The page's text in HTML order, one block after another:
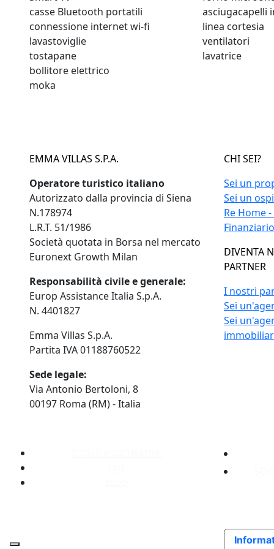
casse Bluetooth portatili
connessione internet wi-fi
lavastoviglie
tostapane
bollitore elettrico
moka
asciugacapelli
linea cortesia
ventilatori
lavatrice
EMMA VILLAS S.P.A.
Operatore turistico italiano
Autorizzato dalla provincia di Siena
N.178974
L.R.T. 51/1986
Società quotata in Borsa nel mercato
Euronext Growth Milan
Responsabilità civile e generale:
Europ Assistance Italia S.p.A.
N. 4401827
Emma Villas S.p.A.
Partita IVA 01188760522
Sede legale:
Via Antonio Bertoloni, 8
00197 Roma (RM) - Italia
CHI SEI?
Sei un
Sei un
Re Home
Finanziario
DIVENTA
PARTNER
I nostri
Sei
Sei